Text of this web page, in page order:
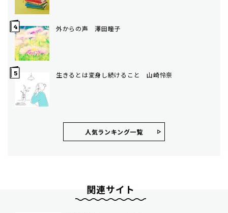
外からの声 澤田瞳子
生きるとは変身し続けること 山崎怜奈
人気ランキング⼀覧
関連サイト